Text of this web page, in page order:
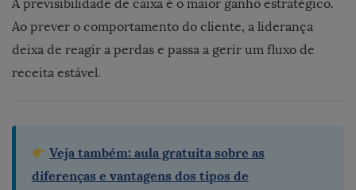
A previsibilidade de caixa é o maior ganho estratégico.
Ao prever o comportamento do cliente, a liderança
deixa de reagir a perdas e passa a gerir um fluxo de
receita estável.
Veja também: aula gratuita sobre as
diferenças e vantagens dos tipos de